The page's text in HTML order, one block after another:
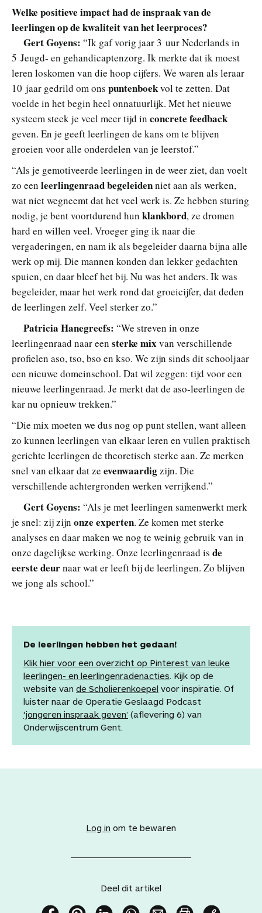
Welke positieve impact had de inspraak van de
leerlingen op de kwaliteit van het leerproces?
Gert Goyens: “Ik gaf vorig jaar 3 uur Nederlands in
5 Jeugd- en gehandicaptenzorg. Ik merkte dat ik moest
leren loskomen van die hoop cijfers. We waren als leraar
10 jaar gedrild om ons puntenboekvol te zetten. Dat
voelde in het begin heel onnatuurlijk. Met het nieuwe
systeem steek je veel meer tijd in concrete feedback
geven. En je geeft leerlingen de kans om te blijven
groeien voor alle onderdelen van je leerstof.”
“Als je gemotiveerde leerlingen in de weer ziet, dan voelt
zo een leerlingenraad begeleidenniet aan als werken,
wat niet wegneemt dat het veel werk is. Ze hebben sturing
nodig, je bent voortdurend hun klankbord, ze dromen
hard en willen veel. Vroeger ging ik naar die
vergaderingen, en nam ik als begeleider daarna bijna alle
werk op mij. Die mannen konden dan lekker gedachten
spuien, en daar bleef het bij. Nu was het anders. Ik was
begeleider, maar het werk rond dat groeicijfer, dat deden
de leerlingen zelf. Veel sterker zo.”
Patricia Hanegreefs: “We streven in onze
leerlingenraad naar een sterke mixvan verschillende
profielen aso, tso, bso en kso. We zijn sinds dit schooljaar
een nieuwe domeinschool. Dat wil zeggen: tijd voor een
nieuwe leerlingenraad. Je merkt dat de aso-leerlingen de
kar nu opnieuw trekken.”
“Die mix moeten we dus nog op punt stellen, want alleen
zo kunnen leerlingen van elkaar leren en vullen praktisch
gerichte leerlingen de theoretisch sterke aan. Ze merken
snel van elkaar dat ze evenwaardigzijn. Die
verschillende achtergronden werken verrijkend.”
Gert Goyens: “Als je met leerlingen samenwerkt merk
je snel: zij zijn onze experten. Ze komen met sterke
analyses en daar maken we nog te weinig gebruik van in
onze dagelijkse werking. Onze leerlingenraad is de
eerste deurnaar wat er leeft bij de leerlingen. Zo blijven
we jong als school.”
De leerlingen hebben het gedaan!
Klik hier voor een overzicht op Pinterest van leuke
leerlingen- en leerlingenradenacties. Kijk op de
website van de Scholierenkoepel voor inspiratie. Of
luister naar de Operatie Geslaagd Podcast
‘jongeren inspraak geven’ (aflevering 6) van
Onderwijscentrum Gent.
g
i
a
Log in om te bewaren
Deel dit artikel